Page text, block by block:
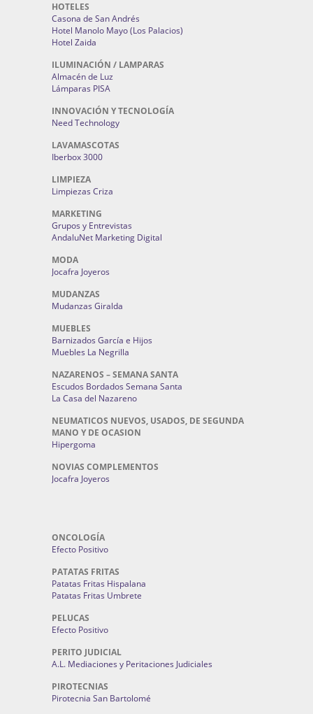
HOTELES
Casona de San Andrés
Hotel Manolo Mayo (Los Palacios)
Hotel Zaida
ILUMINACIÓN / LAMPARAS
Almacén de Luz
Lámparas PISA
INNOVACIÓN Y TECNOLOGÍA
Need Technology
LAVAMASCOTAS
Iberbox 3000
LIMPIEZA
Limpiezas Criza
MARKETING
Grupos y Entrevistas
AndaluNet Marketing Digital
MODA
Jocafra Joyeros
MUDANZAS
Mudanzas Giralda
MUEBLES
Barnizados García e Hijos
Muebles La Negrilla
NAZARENOS – SEMANA SANTA
Escudos Bordados Semana Santa
La Casa del Nazareno
NEUMATICOS NUEVOS, USADOS, DE SEGUNDA
MANO Y DE OCASION
Hipergoma
NOVIAS COMPLEMENTOS
Jocafra Joyeros
ONCOLOGÍA
Efecto Positivo
PATATAS FRITAS
Patatas Fritas Hispalana
Patatas Fritas Umbrete
PELUCAS
Efecto Positivo
PERITO JUDICIAL
A.L. Mediaciones y Peritaciones Judiciales
PIROTECNIAS
Pirotecnia San Bartolomé